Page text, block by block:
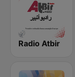
Radio Atbir